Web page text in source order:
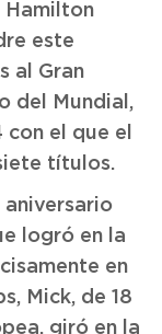
Hamilton
este
al Gran
del Mundial,
el que el
títulos.
logró en la
en
Mick, de 18
giró en la